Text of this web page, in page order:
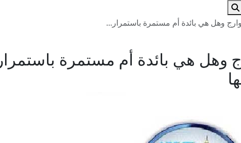
وهل هي بائدة أم مستمرة باستمرار...
وهل هي بائدة أم مستمرة باستمرار